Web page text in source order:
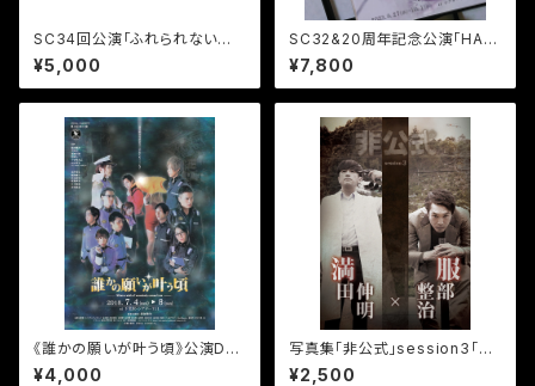
SC34回公演「ふれられないか
ら、みている。みていられないか
ら、ふれる。」公演DVD
¥5,000
SC32&20周年記念公演「HAT
TORI半蔵零」AB公演DVD
¥7,800
《誰かの願いが叶う頃》公演DV
D
¥4,000
写真集｢非公式｣session3｢満
田伸明×服部整治｣《電子書籍》
¥2,500